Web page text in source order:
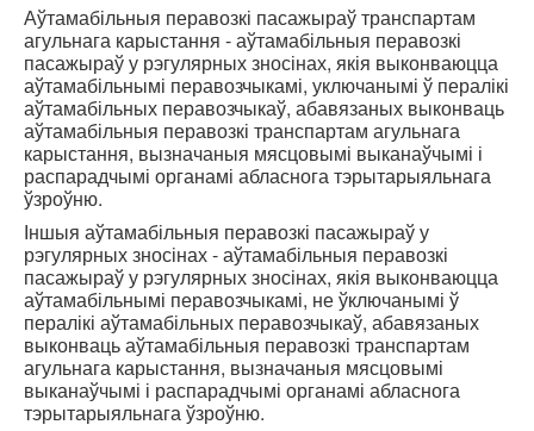
Аўтамабільныя перавозкі пасажыраў транспартам
агульнага карыстання - аўтамабільныя перавозкі
пасажыраў у рэгулярных зносінах, якія выконваюцца
аўтамабільнымі перавозчыкамі, уключанымі ў пералікі
аўтамабільных перавозчыкаў, абавязаных выконваць
аўтамабільныя перавозкі транспартам агульнага
карыстання, вызначаныя мясцовымі выканаўчымі і
распарадчымі органамі абласнога тэрытарыяльнага
ўзроўню.
Іншыя аўтамабільныя перавозкі пасажыраў у
рэгулярных зносінах - аўтамабільныя перавозкі
пасажыраў у рэгулярных зносінах, якія выконваюцца
аўтамабільнымі перавозчыкамі, не ўключанымі ў
пералікі аўтамабільных перавозчыкаў, абавязаных
выконваць аўтамабільныя перавозкі транспартам
агульнага карыстання, вызначаныя мясцовымі
выканаўчымі і распарадчымі органамі абласнога
тэрытарыяльнага ўзроўню.